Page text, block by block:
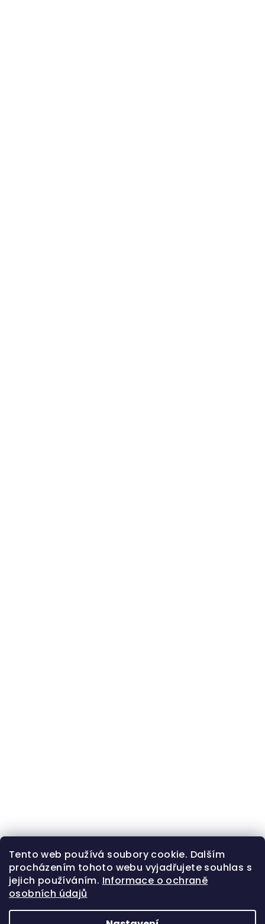
Tento web používá soubory cookie. Dalším
procházením tohoto webu vyjadřujete souhlas s
jejich používáním. Informace o ochraně
osobních údajů